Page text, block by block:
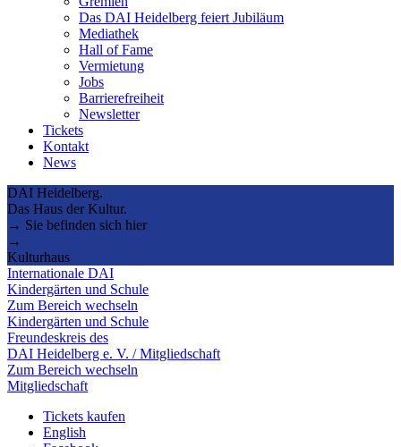
Das DAI Heidelberg feiert Jubiläum
Mediathek
Hall of Fame
Vermietung
Jobs
Barrierefreiheit
Newsletter
Tickets
Kontakt
News
DAI Heidelberg.
Das Haus der Kultur.
→ Sie befinden sich hier
→
Kulturhaus
Internationale DAI
Kindergärten und Schule
Zum Bereich wechseln
Kindergärten und Schule
Freundeskreis des
DAI Heidelberg e. V. / Mitgliedschaft
Zum Bereich wechseln
Mitgliedschaft
Tickets kaufen
English